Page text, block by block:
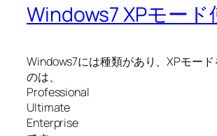
Windows7 XPモード
Windows7には種類があり、XPモー
のは、
Professional
Ultimate
Enterprise